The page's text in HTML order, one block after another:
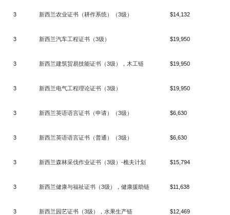
3 新西兰农业证书（耕作系统）（3级） $14,132
3 新西兰汽车工程证书（3级） $19,950
3 新西兰建筑贸易技能证书（3级），木工链 $19,950
3 新西兰电气工程理论证书（3级） $19,950
3 新西兰英语语言证书（申请）（3级） $6,630
3 新西兰英语语言证书（普通）（3级） $6,630
3 新西兰森林采伐作业证书（3级） -樵夫计划 $15,794
3 新西兰健康与福祉证书（3级），健康援助链 $11,638
3 新西兰园艺证书（3级），水果生产链 $12,469